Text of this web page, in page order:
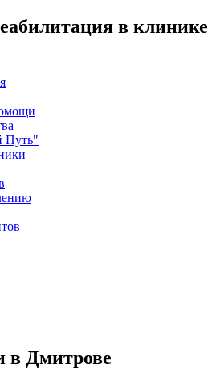
в клинике
Путь"
в Дмитрове